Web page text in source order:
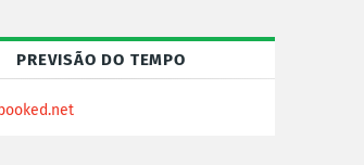
PREVISÃO DO TEMPO